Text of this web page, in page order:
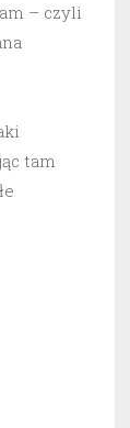
– czyli
tam